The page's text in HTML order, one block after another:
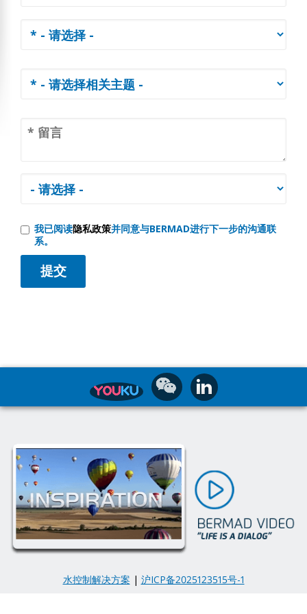
我已阅读隐私政策并同意与BERMAD进行下一步的沟通联
系。
水控制解决方案 | 沪ICP备2025123515号-1